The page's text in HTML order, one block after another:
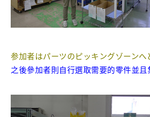
参加者はパーツのピッキングゾーンへ
之後參加者則自行選取需要的零件並且